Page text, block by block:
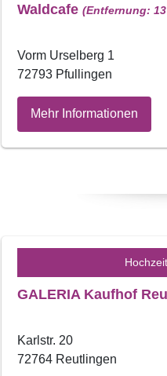
Waldcafe (Entfernung:
Vorm Urselberg 1
72793 Pfullingen
Mehr Informationen
GALERIA Kaufhof
Karlstr. 20
72764 Reutlingen